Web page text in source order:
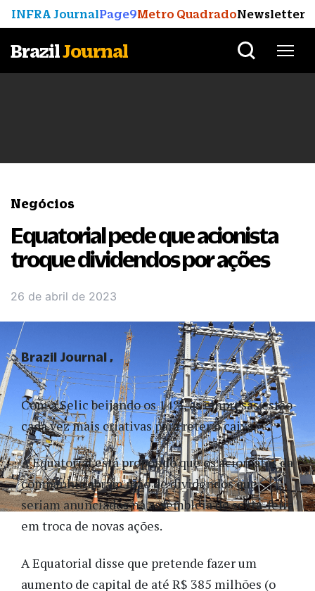
INFRA JournalPage9Metro QuadradoNewsletter
BrazilJournal
Negócios
Equatorial pede que acionista
troque dividendos por ações
26 de abril de 2023
Com a Selic beijando os 14%, as empresas estão
cada vez mais criativas para reter o caixa.
A Equatorial está propondo que os acionistas da
companhia abram mão de dividendos que
seriam anunciados na assembleia de sexta-feira
em troca de novas ações.
A Equatorial disse que pretende fazer um
aumento de capital de até R$ 385 milhões (o
Brazil Journal